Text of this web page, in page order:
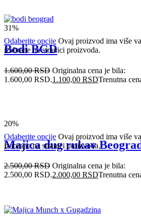
Odaberite opcije Ovaj proizvod ima više
izabrane na stranici proizvoda.
31%
Bodi BGD
1.600,00RSD Originalna cena je bila:
1.600,00 RSD.1.100,00 RSDTrenutna
Odaberite opcije Ovaj proizvod ima više
izabrane na stranici proizvoda.
20%
Majica dug rukav
2.500,00RSD Originalna cena je bila:
2.500,00 RSD.2.000,00 RSDTrenutna